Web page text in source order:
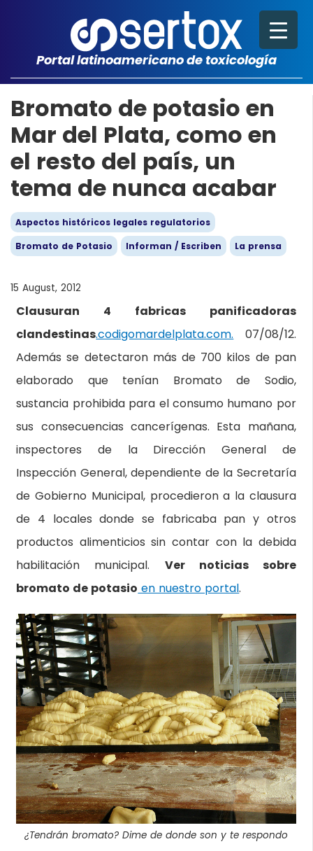
Portal latinoamericano de toxicología
Bromato de potasio en
Mar del Plata, como en
el resto del país, un
tema de nunca acabar
Aspectos históricos legales regulatorios
Bromato de Potasio
Informan / Escriben La prensa
15 August, 2012
Clausuran 4 fabricas panificadoras
clandestinas.codigomardelplata.com. 07/08/12.
Además se detectaron más de 700 kilos de pan
elaborado que tenían Bromato de Sodio,
sustancia prohibida para el consumo humano por
sus consecuencias cancerígenas. Esta mañana,
inspectores de la Dirección General de
Inspección General, dependiente de la Secretaría
de Gobierno Municipal, procedieron a la clausura
de 4 locales donde se fabricaba pan y otros
productos alimenticios sin contar con la debida
habilitación municipal. Ver noticias sobre
bromato de potasio en nuestro portal.
¿Tendrán bromato? Dime de donde son y te respondo